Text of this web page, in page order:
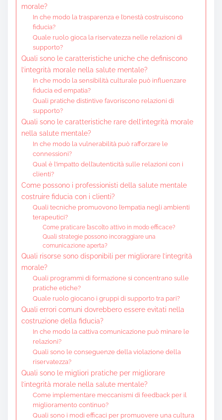
morale?
In che modo la trasparenza e l’onestà costruiscono
fiducia?
Quale ruolo gioca la riservatezza nelle relazioni di
supporto?
Quali sono le caratteristiche uniche che definiscono
l’integrità morale nella salute mentale?
In che modo la sensibilità culturale può influenzare
fiducia ed empatia?
Quali pratiche distintive favoriscono relazioni di
supporto?
Quali sono le caratteristiche rare dell’integrità morale
nella salute mentale?
In che modo la vulnerabilità può rafforzare le
connessioni?
Qual è l’impatto dell’autenticità sulle relazioni con i
clienti?
Come possono i professionisti della salute mentale
costruire fiducia con i clienti?
Quali tecniche promuovono l’empatia negli ambienti
terapeutici?
Come praticare l’ascolto attivo in modo efficace?
Quali strategie possono incoraggiare una
comunicazione aperta?
Quali risorse sono disponibili per migliorare l’integrità
morale?
Quali programmi di formazione si concentrano sulle
pratiche etiche?
Quale ruolo giocano i gruppi di supporto tra pari?
Quali errori comuni dovrebbero essere evitati nella
costruzione della fiducia?
In che modo la cattiva comunicazione può minare le
relazioni?
Quali sono le conseguenze della violazione della
riservatezza?
Quali sono le migliori pratiche per migliorare
l’integrità morale nella salute mentale?
Come implementare meccanismi di feedback per il
miglioramento continuo?
Quali sono i modi efficaci per promuovere una cultura